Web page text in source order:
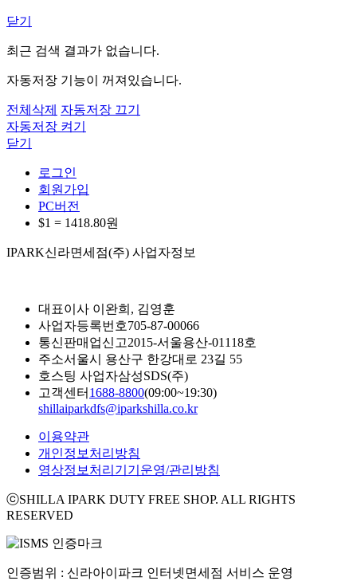
닫기
최근 검색 결과가 없습니다.
자동저장 기능이 꺼져있습니다.
전체삭제 자동저장 끄기
자동저장 켜기
닫기
로그인
회원가입
PC버전
$1 = 1418.80원
IPARK신라면세점(주) 사업자정보
대표이사 이완희, 김영훈
사업자등록번호705-87-00066
통신판매업신고2015-서울용산-01118호
주소서울시 용산구 한강대로 23길 55
호스팅 사업자삼성SDS(주)
고객센터 1688-8800(09:00~19:30)
shillaiparkdfs@iparkshilla.co.kr
이용약관
개인정보처리방침
영상정보처리기기운영/관리방침
ⓒSHILLA IPARK DUTY FREE SHOP. ALL RIGHTS
RESERVED
인증범위 : 신라아이파크 인터넷면세점 서비스 운영